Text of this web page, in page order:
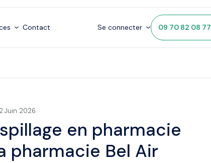
Contact Se connecter 09 70 82 08 77
Juin 2026
en pharmacie
pharmacie Bel Air